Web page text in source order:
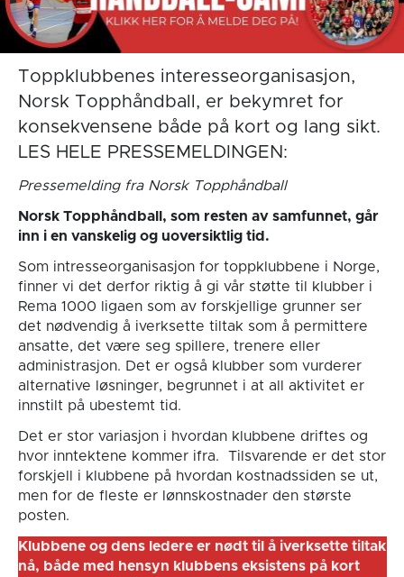
Toppklubbenes interesseorganisasjon,
Norsk Topphåndball, er bekymret for
konsekvensene både på kort og lang sikt.
LES HELE PRESSEMELDINGEN:
Pressemelding fra Norsk Topphåndball
Norsk Topphåndball, som resten av samfunnet, går
inn i en vanskelig og uoversiktlig tid.
Som intresseorganisasjon for toppklubbene i Norge,
finner vi det derfor riktig å gi vår støtte til klubber i
Rema 1000 ligaen som av forskjellige grunner ser
det nødvendig å iverksette tiltak som å permittere
ansatte, det være seg spillere, trenere eller
administrasjon. Det er også klubber som vurderer
alternative løsninger, begrunnet i at all aktivitet er
innstilt på ubestemt tid.
Det er stor variasjon i hvordan klubbene driftes og
hvor inntektene kommer ifra. Tilsvarende er det stor
forskjell i klubbene på hvordan kostnadssiden se ut,
men for de fleste er lønnskostnader den største
posten.
Klubbene og dens ledere er nødt til å iverksette tiltak
nå, både med hensyn klubbens eksistens på kort